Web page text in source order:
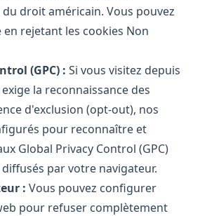
droit américain. Vous pouvez
rejetant les cookies Non
(GPC) : Si vous visitez depuis
la reconnaissance des
d'exclusion (opt-out), nos
pour reconnaître et
Global Privacy Control (GPC)
par votre navigateur.
: Vous pouvez configurer
pour refuser complètement